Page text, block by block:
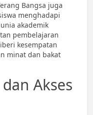
Bangsa juga
menghadapi
akademik
pembelajaran
kesempatan
minat dan bakat
Akses